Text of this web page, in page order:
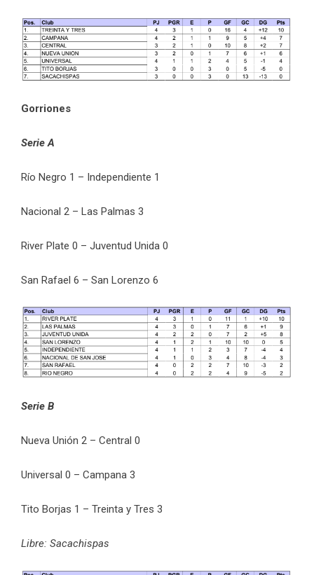
Gorriones
Serie A
Río Negro 1 – Independiente 1
Nacional 2 – Las Palmas 3
River Plate 0 – Juventud Unida 0
San Rafael 6 – San Lorenzo 6
Serie B
Nueva Unión 2 – Central 0
Universal 0 – Campana 3
Tito Borjas 1 – Treinta y Tres 3
Libre: Sacachispas